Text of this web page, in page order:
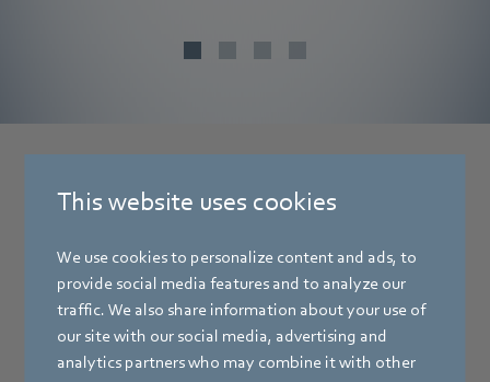
This website uses cookies
We use cookies to personalize content and ads, to
provide social media features and to analyze our
traffic. We also share information about your use of
our site with our social media, advertising and
analytics partners who may combine it with other
더 많은 정보가 필요하신가요?
언제든지 상담 및 지원 준비가 되어
있습니다.